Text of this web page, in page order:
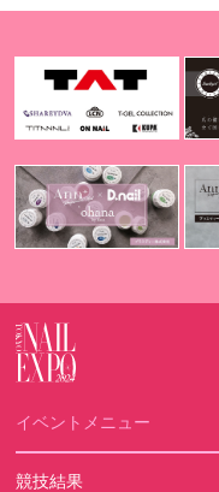
イベントメニュー
競技結果